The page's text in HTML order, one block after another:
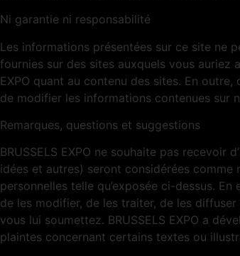
Ni garantie ni responsabilité
Les informations présentées sur ce site ne
fournies sur des sites auxquels vous auriez
EXPO quant au contenu des sites. En
de modifier les informations contenues sur
Remarques, questions et suggestions
BRUSSELS EXPO ne souhaite pas
idées et autres) seront considérées
personnelles telle qu’exposée ci-dessus.
de les modifier, de les traiter, de les
vous lui soumettez. BRUSSELS EXPO a
plaintes concernant certains textes ou